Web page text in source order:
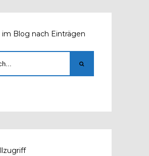
im Blog nach Einträgen